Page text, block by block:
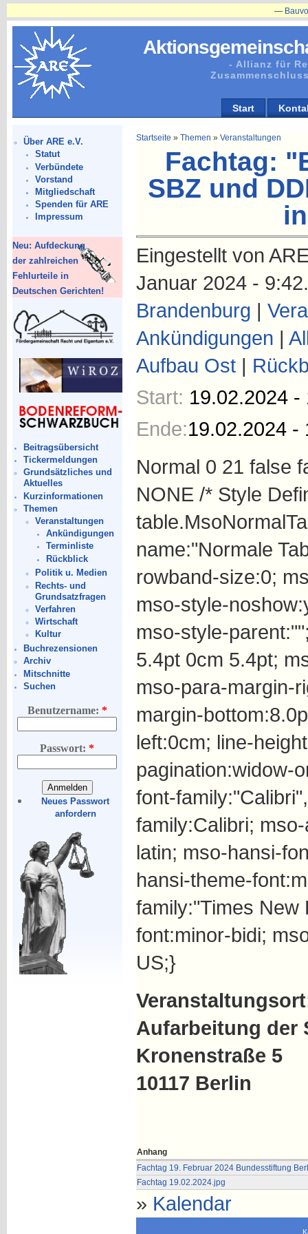
- Allianz für
Start
Über ARE e.V.
Statut
Verbündete
Vorstand
Mitgliedschaft
Spenden für ARE
Impressum
Neu: Aufdeckung
der zahlreichen
Fehlurteile in
Deutschen Gerichten!
Beitragsübersicht
Tickermeldungen
Grundsätzliches und
Aktuelles
Kurzinformationen
Themen
Veranstaltungen
Ankündigungen
Terminliste
Rückblick
Politik u. Medien
Rechts- und
Grundsatzfragen
Verfahren
Wirtschaft
Kultur
Buchrezensionen
Archiv
Mitschnitte
Suchen
Benutzername: *
Passwort:*
Neues Passwort
anfordern
Startseite » Themen » Veranstaltungen
Fachtag:
SBZ und
Eingestellt von
Januar 2024 - 9:42.
Brandenburg |
Ankündigungen |
Aufbau Ost|
Start: 19.02.2024 -
Ende:19.02.2024 -
Normal 0 21 false
NONE /* Style
name:"Normale
rowband-size:0;
mso-style-
mso-style-
5.4pt 0cm 5.4pt;
mso-para-margin-
margin-
left:0cm; line-
pagination:widow-
font-
family:Calibri;
latin; mso-hansi-
hansi-theme-
family:"Times New
font:minor-bidi;
US;}
Aufarbeitung der
Kronenstraße 5
10117 Berlin
Anhang
Fachtag 19. Februar 2024 Bundesstiftung
Fachtag 19.02.2024.jpg
» Kalendar